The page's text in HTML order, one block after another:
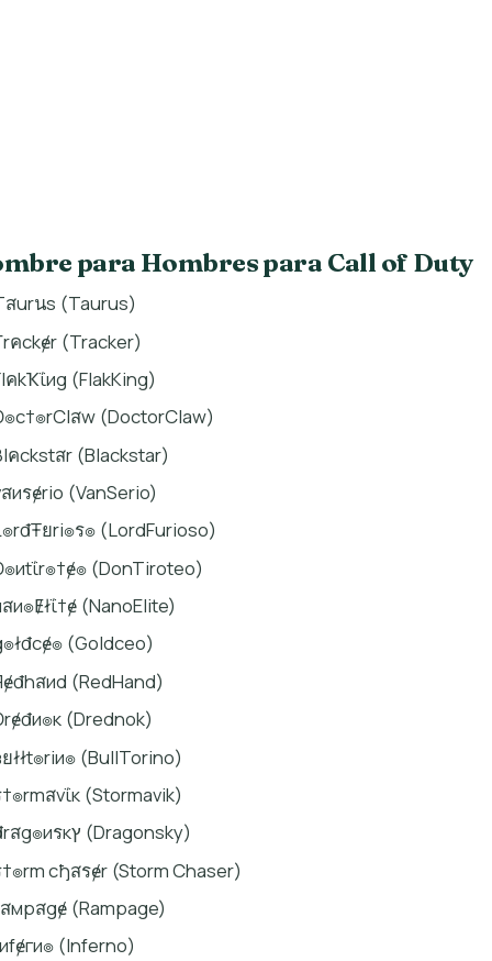
para Hombres para Call of Duty
สurนs (Taurus)
คckɇr (Tracker)
คkҠΐиg (FlakKing)
c†๏rClสw (DoctorClaw)
คckstสr (Blackstar)
иรɇrio (VanSerio)
rđŦยri๏ร๏ (LordFurioso)
иtΐr๏†ɇ๏ (DonTiroteo)
и๏Ɇłΐ†ɇ (NanoElite)
łđcɇ๏ (Goldceo)
สиd (RedHand)
๏к (Drednok)
łłt๏riи๏ (BullTorino)
๏rmสvΐк (Stormavik)
đrสg๏иรкץ (Dragonsky)
๏rm cђสรɇr (Storm Chaser)
мpสgɇ (Rampage)
๏ (Inferno)